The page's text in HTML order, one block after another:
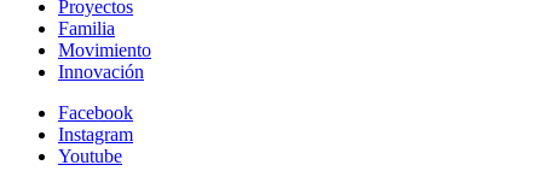
Proyectos
Familia
Movimiento
Innovación
Facebook
Instagram
Youtube